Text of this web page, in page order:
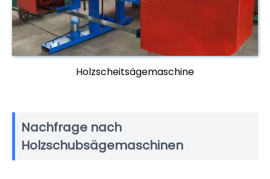
Holzscheitsägemaschine
Nachfrage nach
Holzschubsägemaschinen